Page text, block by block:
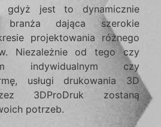
gdyż jest to dynamicznie
branża dająca szerokie
projektowania różnego
Niezależnie od tego czy
indywidualnym czy
usługi drukowania 3D
3DProDruk zostaną
potrzeb.